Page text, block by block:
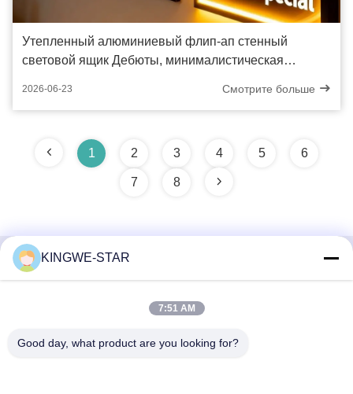
Утепленный алюминиевый флип-ап стенный
световой ящик Дебюты, минималистическая
2026-06-23 Смотрите больше
1 2 3 4 5 6
7 8
Быстрый контакт
Баишисия, улица Фюён, район Баоан, Шэньчжэнь,
KINGWE-STAR
7:51 AM
Good day, what product are you looking for?